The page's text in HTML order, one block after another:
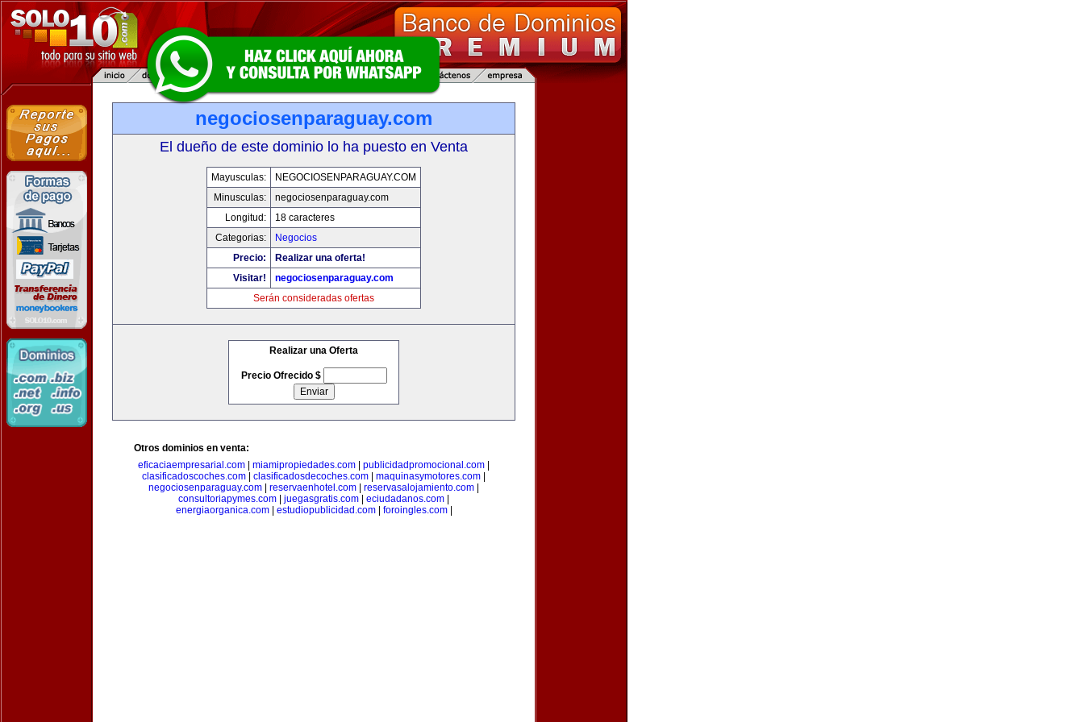
negociosenparaguay.com
El dueño de este dominio lo ha puesto en Venta
Mayusculas:
NEGOCIOSENPARAGUAY.COM
Minusculas:
negociosenparaguay.com
Longitud:
18 caracteres
Categorias:
Negocios
Precio:
Realizar una oferta!
Visitar!
negociosenparaguay.com
Serán consideradas ofertas
Realizar una Oferta
Precio Ofrecido $
Otros dominios en venta:
eficaciaempresarial.com
miamipropiedades.com publicidadpromocional.com
clasificadoscoches.com
clasificadosdecoches.com maquinasymotores.com
negociosenparaguay.com
reservaenhotel.com reservasalojamiento.com
consultoriapymes.com
juegasgratis.com eciudadanos.com
energiaorganica.com| estudiopublicidad.com| foroingles.com|